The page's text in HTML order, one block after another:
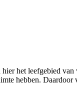
het leefgebied
hebben. Daardoor